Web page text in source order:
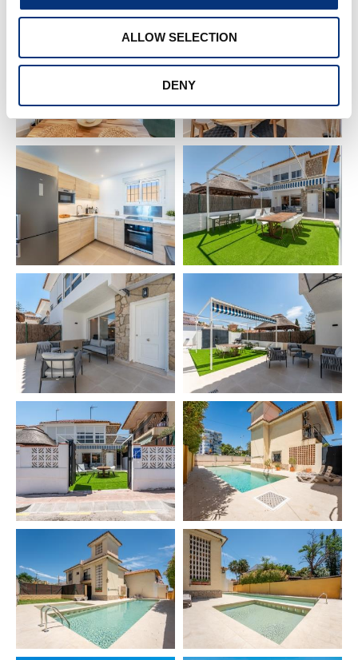
ALLOW SELECTION
DENY
• Ropa de cama 🛏️
• Toallas de baño 🧼
• Secador 💇
• Hervidor de agua ☕
• Cafetera
• Tostadora 🍞
• Batidora
• Plancha + tabla 👕
• Lavadora
• Tendedero
• Bañera 🛁
• Congelador
• Nevera
• WIFI 📶
• SMART TV 📺
• Cocina equipada 🍳
• Mesa de comedor para 6 personas
Extras (aditional cost):
• Cuna (coste extra) 👶
• Trona (coste extra)
• Toalla piscina (coste extra) 🏊
🏢 CARACTERÍSTICAS EXTERIORES
• Parking privado 🚗
• Piscina (consultar servicio) 🏊, sujeta a condiciones
climáticas
• Mesa terraza con 6 sillas 🪑
• 2 Hamacas
• Barbacoa 🍖